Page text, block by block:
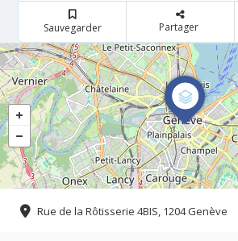
Sauvegarder Partager
Rue de la Rôtisserie 4BIS, 1204 Genève